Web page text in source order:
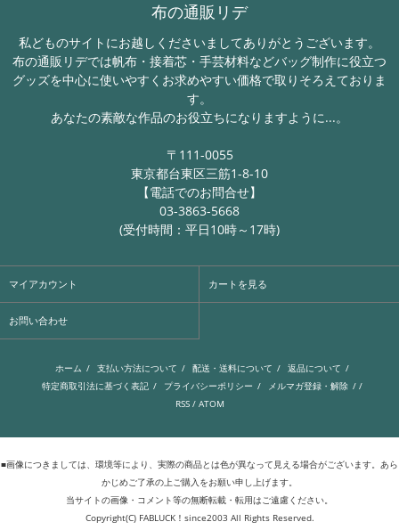
布の通販リデ
私どものサイトにお越しくださいましてありがとうございます。
布の通販リデでは帆布・接着芯・手芸材料などバッグ制作に役立つ
グッズを中心に使いやすくお求めやすい価格で取りそろえておりま
す。
あなたの素敵な作品のお役立ちになりますように...。
〒111-0055
東京都台東区三筋1-8-10
【電話でのお問合せ】
03-3863-5668
(受付時間：平日10時～17時)
マイアカウント カートを見る
お問い合わせ
ホーム / 支払い方法について / 配送・送料について / 返品について /
特定商取引法に基づく表記 / プライバシーポリシー / メルマガ登録・解除 / /
RSS/ ATOM
■画像につきましては、環境等により、実際の商品とは色が異なって見える場合がございます。あら
かじめご了承の上ご購入をお願い申し上げます。
当サイトの画像・コメント等の無断転載・転用はご遠慮ください。
Copyright(C) FABLUCK！since2003 All Rights Reserved.